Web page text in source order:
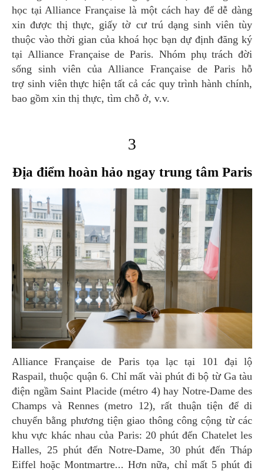
học tại Alliance Française là một cách hay để dễ dàng
xin được thị thực, giấy tờ cư trú dạng sinh viên tùy
thuộc vào thời gian của khoá học bạn dự định đăng ký
tại Alliance Française de Paris. Nhóm phụ trách đời
sống sinh viên của Alliance Française de Paris hỗ
trợ sinh viên thực hiện tất cả các quy trình hành chính,
bao gồm xin thị thực, tìm chỗ ở, v.v.
3
Địa điểm hoàn hảo ngay trung tâm Paris
Alliance Française de Paris tọa lạc tại 101 đại lộ
Raspail, thuộc quận 6. Chỉ mất vài phút đi bộ từ Ga tàu
điện ngầm Saint Placide (métro 4) hay Notre-Dame des
Champs và Rennes (metro 12), rất thuận tiện để di
chuyển bằng phương tiện giao thông công cộng từ các
khu vực khác nhau của Paris: 20 phút đến Chatelet les
Halles, 25 phút đến Notre-Dame, 30 phút đến Tháp
Eiffel hoặc Montmartre... Hơn nữa, chỉ mất 5 phút đi